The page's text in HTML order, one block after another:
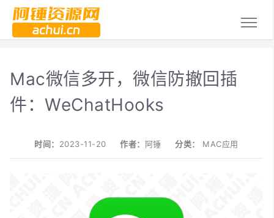
Mac微信多开，微信防撤回插
件：WeChatHooks
时间： 2023-11-20作者： 阿锤 分类： MAC应用